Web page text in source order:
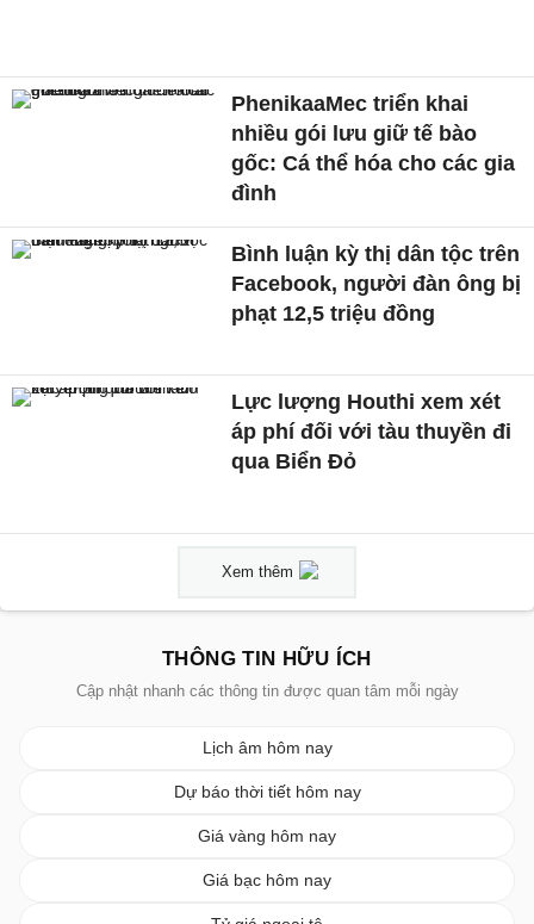
PhenikaaMec triển khai
nhiều gói lưu giữ tế bào
gốc: Cá thể hóa cho các gia
đình
Bình luận kỳ thị dân tộc trên
Facebook, người đàn ông bị
phạt 12,5 triệu đồng
Lực lượng Houthi xem xét
áp phí đối với tàu thuyền đi
qua Biển Đỏ
Xem thêm
THÔNG TIN HỮU ÍCH
Cập nhật nhanh các thông tin được quan tâm mỗi ngày
Lịch âm hôm nay
Dự báo thời tiết hôm nay
Giá vàng hôm nay
Giá bạc hôm nay